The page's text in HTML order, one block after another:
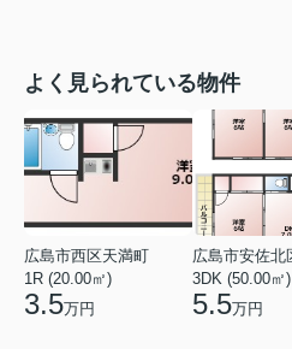
よく見られている物件
広島市西区天満町
1R (20.00㎡)
3.5万円
3DK (50.00㎡)
5.5万円